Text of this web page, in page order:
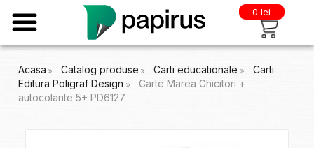
0 lei
Acasa Catalog produse Carti educationale
Carti
Editura Poligraf Design
Carte Marea Ghicitori +
autocolante 5+ PD6127